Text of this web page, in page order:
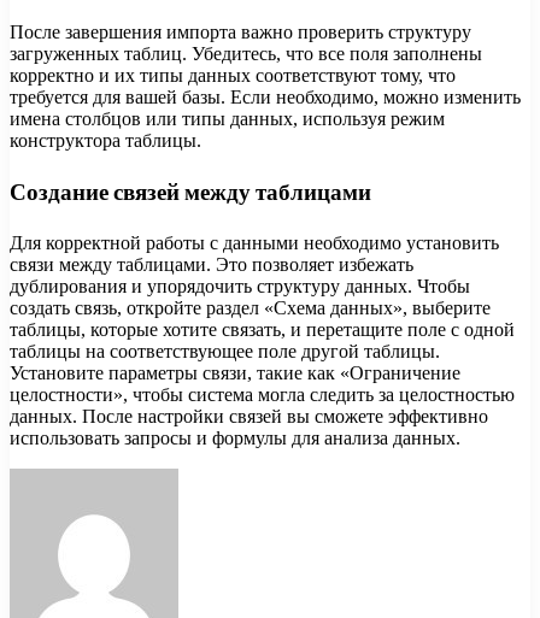
После завершения импорта важно проверить структуру
загруженных таблиц. Убедитесь, что все поля заполнены
корректно и их типы данных соответствуют тому, что
требуется для вашей базы. Если необходимо, можно изменить
имена столбцов или типы данных, используя режим
конструктора таблицы.
Создание связей между таблицами
Для корректной работы с данными необходимо установить
связи между таблицами. Это позволяет избежать
дублирования и упорядочить структуру данных. Чтобы
создать связь, откройте раздел «Схема данных», выберите
таблицы, которые хотите связать, и перетащите поле с одной
таблицы на соответствующее поле другой таблицы.
Установите параметры связи, такие как «Ограничение
целостности», чтобы система могла следить за целостностью
данных. После настройки связей вы сможете эффективно
использовать запросы и формулы для анализа данных.